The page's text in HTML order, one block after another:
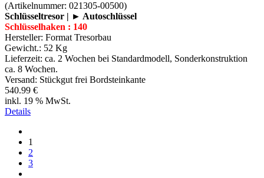
(Artikelnummer: 021305-00500)
Schlüsseltresor | ► Autoschlüssel
Schlüsselhaken : 140
Hersteller: Format Tresorbau
Gewicht.: 52 Kg
Lieferzeit: ca. 2 Wochen bei Standardmodell, Sonderkonstruktion
ca. 8 Wochen.
Versand: Stückgut frei Bordsteinkante
540.99 €
inkl. 19 % MwSt.
Details
1
2
3